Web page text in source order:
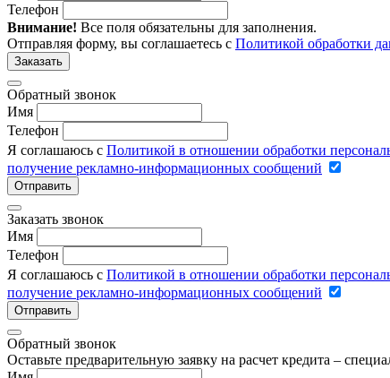
Телефон
Внимание! Все поля обязательны для заполнения.
Отправляя форму, вы соглашаетесь с Политикой обработки
Заказать
Обратный звонок
Имя
Телефон
Я соглашаюсь с Политикой в отношении обработки
получение рекламно-информационных сообщений
Отправить
Заказать звонок
Имя
Телефон
Я соглашаюсь с Политикой в отношении обработки
получение рекламно-информационных сообщений
Отправить
Обратный звонок
Оставьте предварительную заявку на расчет кредита –